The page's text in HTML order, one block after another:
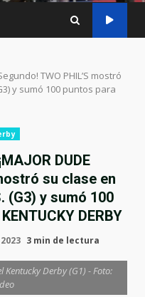
TWO PHIL’S mostró
y sumó 100 puntos para
DUDE
su clase en
(G3) y sumó 100
DERBY
3 min de lectura
Kentucky Derby (G1) - Foto: